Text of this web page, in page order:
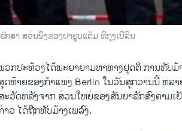
ສາ ສວ່ນນຶ່ງຂອງຝາຮູບແຕ້ມ ທີ່ກຸງເບີລິນ
ວກ​ປະ​ທ້ວງ​ໄດ້ພະຍາຍາມ​ຫາ​ທາງ​ຢຸດຕິ ການ​ທັບ​ມ້
ດ​ທ້າຍ​ຂອງກໍາ​ແພງ​ Berlin ​ໃນ​ວັນ​ສຸກ​ວານນີ້ ຫລ
ະ​ວັດ​ຫລັງ​ຈາກ ສ່ວນ​ໃຫຍ່​ຂອງສັນ​ຍາ​ລັກ​ສົງຄາມ​ເ
າວ ໄດ້​ຖືກ​ທັບມ້າງ​ເພ​ລົງ.